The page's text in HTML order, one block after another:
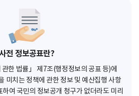
전 정보공표란?
관한 법률」 제7조(행정정보의 공표 등)에
미치는 정책에 관한 정보 및 예산집행 사항
여 국민의 정보공개 청구가 없더라도 미리